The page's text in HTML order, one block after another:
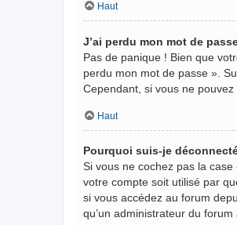
Haut
J’ai perdu mon mot de
Pas de panique ! Bien que
perdu mon mot de passe ».
Cependant, si vous ne
Haut
Pourquoi suis-je
Si vous ne cochez pas la
votre compte soit utilisé par
si vous accédez au forum
qu’un administrateur du